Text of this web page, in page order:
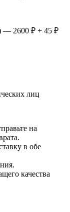
— 2600 ₽ + 45 ₽
лиц
на
в обе
качества